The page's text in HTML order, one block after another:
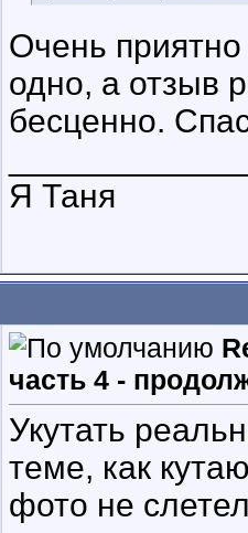
Очень
одно, а отзыв
бесценно.
Я Таня
часть 4 -
Укутать
теме, как
фото не